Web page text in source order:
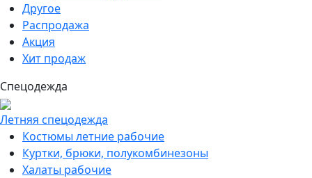
Другое
Распродажа
Акция
Хит продаж
Спецодежда
Летняя спецодежда
Костюмы летние рабочие
Куртки, брюки, полукомбинезоны
Халаты рабочие